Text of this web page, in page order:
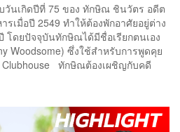
วันเกิดปีที่ 75 ของ ทักษิณ ชินวัตร อดีต
เมื่อปี 2549 ทำให้ต้องพักอาศัยอยู่ต่าง
โดยปัจจุบันทักษิณได้มีชื่อเรียกตนเอง
Woodsome) ซึ่งใช้สำหรับการพูดคุย
ทักษิณต้องเผชิญกับคดี